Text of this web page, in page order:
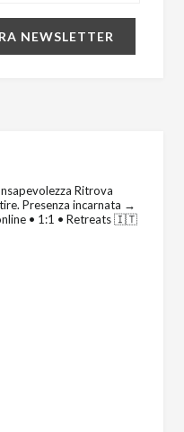
Ritrova
Presenza incarnata →
• 1:1 • Retreats 🇮🇹